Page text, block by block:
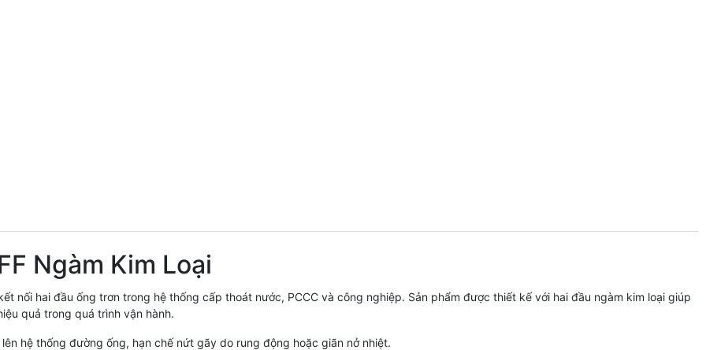
Ngàm Kim Loại
nối hai đầu ống trơn trong hệ thống cấp thoát nước, PCCC và công nghiệp. Sản phẩm được thiết kế với hai đầu ngàm kim loại giúp
quả trong quá trình vận hành.
hệ thống đường ống, hạn chế nứt gãy do rung động hoặc giãn nở nhiệt.